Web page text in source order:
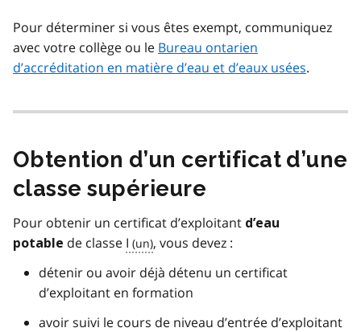
Pour déterminer si vous êtes exempt, communiquez
avec votre collège ou le Bureau ontarien
d’accréditation en matière d’eau et d’eaux usées.
Obtention d’un certificat d’une
classe supérieure
Pour obtenir un certificat d’exploitant d’eau
potable de classe I
, vous devez :
détenir ou avoir déjà détenu un certificat
d’exploitant en formation
avoir suivi le cours de niveau d’entrée d’exploitant